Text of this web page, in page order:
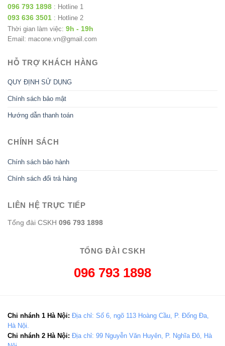
096 793 1898 : Hotline 1
093 636 3501 : Hotline 2
Thời gian làm việc: 9h - 19h
Email: macone.vn@gmail.com
HỖ TRỢ KHÁCH HÀNG
QUY ĐỊNH SỬ DỤNG
Chính sách bảo mật
Hướng dẫn thanh toán
CHÍNH SÁCH
Chính sách bảo hành
Chính sách đổi trả hàng
LIÊN HỆ TRỰC TIẾP
Tổng đài CSKH 096 793 1898
TỔNG ĐÀI CSKH
096 793 1898
Chi nhánh 1 Hà Nội: Địa chỉ: Số 6, ngõ 113 Hoàng Cầu, P. Đống Đa,
Hà Nội.
Chi nhánh 2 Hà Nội: Địa chỉ: 99 Nguyễn Văn Huyên, P. Nghĩa Đô, Hà